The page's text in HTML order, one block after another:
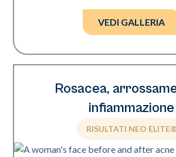
VEDI GALLERIA
Rosacea,
infiammazione
RISULTATI NEO ELITE®